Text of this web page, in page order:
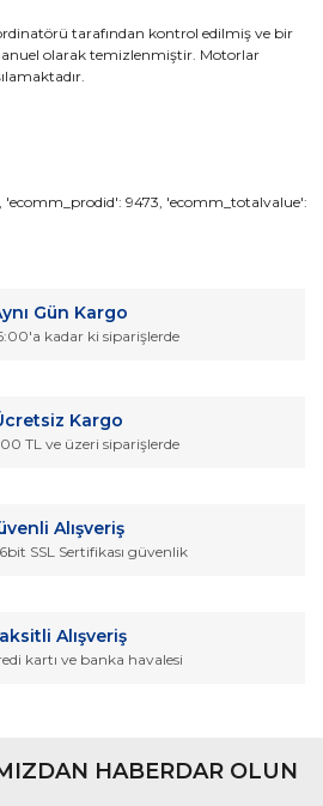
tarafından kontrol edilmiş ve bir
olarak temizlenmiştir. Motorlar
Yorum Yaz
ürün açıklamalarında ve diğer
noktaları öneri formunu
veya görüntülenemiyor.
daha pahalı.
9473, 'ecomm_totalvalue':
Gün Kargo
kadar ki siparişlerde
Kargo
TL ve üzeri siparişlerde
Alışveriş
SSL Sertifikası güvenlik
Alışveriş
kartı ve banka havalesi
HABERDAR OLUN